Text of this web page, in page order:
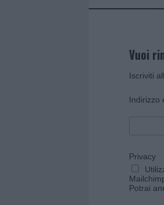
Vuoi
Iscriviti
Indirizzo
Privacy
Potrai